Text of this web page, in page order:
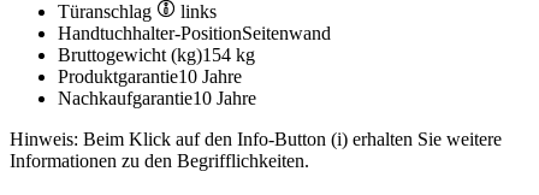
Türanschlag
links
Handtuchhalter-PositionSeitenwand
Bruttogewicht (kg)154 kg
Produktgarantie10 Jahre
Nachkaufgarantie10 Jahre
Hinweis: Beim Klick auf den Info-Button (i) erhalten Sie weitere
Informationen zu den Begrifflichkeiten.